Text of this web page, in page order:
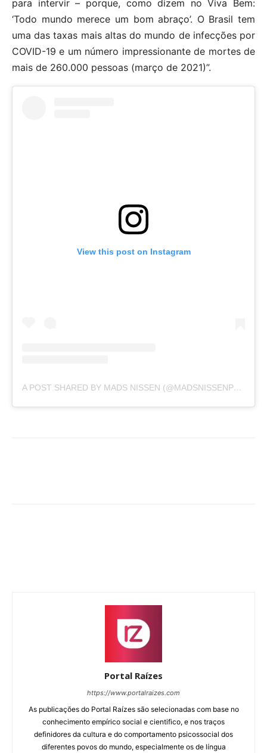
para intervir – porque, como dizem no Viva Bem:
‘Todo mundo merece um bom abraço’. O Brasil tem
uma das taxas mais altas do mundo de infecções por
COVID-19 e um número impressionante de mortes de
mais de 260.000 pessoas (março de 2021)”.
View this post on Instagram
A POST SHARED BY MADS NISSEN (@MADSNISSENPHOTO)
Portal Raízes
https://www.portalraizes.com
As publicações do Portal Raízes são selecionadas com base no
conhecimento empírico social e cientifico, e nos traços
definidores da cultura e do comportamento psicossocial dos
diferentes povos do mundo, especialmente os de língua